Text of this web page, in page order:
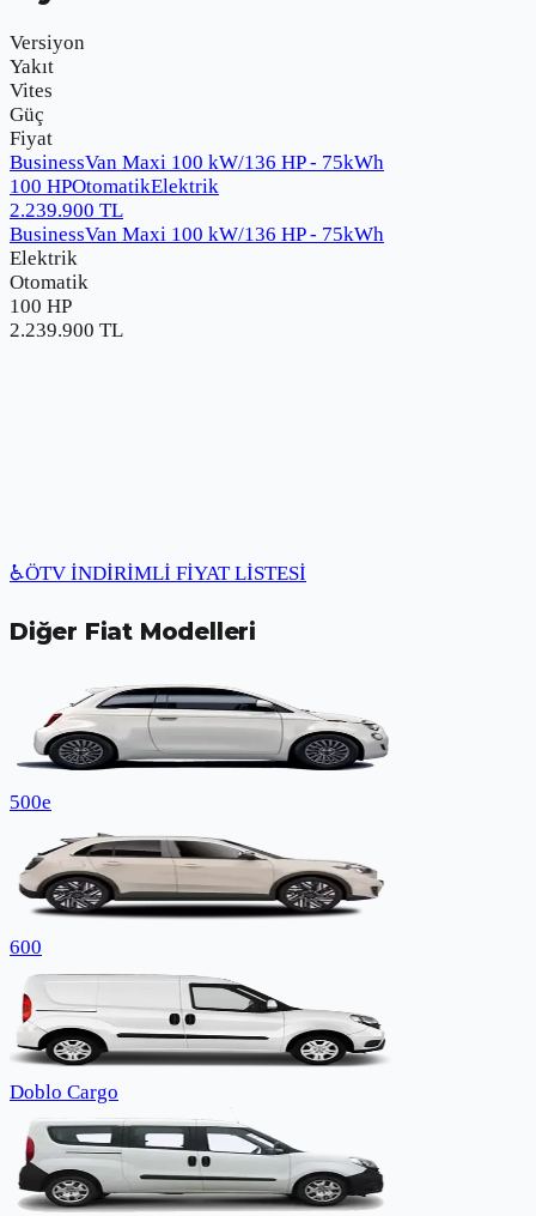
Versiyon
Yakıt
Vites
Güç
Fiyat
BusinessVan Maxi 100 kW/136 HP - 75kWh
100 HPOtomatikElektrik
2.239.900 TL
BusinessVan Maxi 100 kW/136 HP - 75kWh
Elektrik
Otomatik
100 HP
2.239.900 TL
♿ÖTV İNDİRİMLİ FİYAT LİSTESİ
Diğer Fiat Modelleri
500e
600
Doblo Cargo